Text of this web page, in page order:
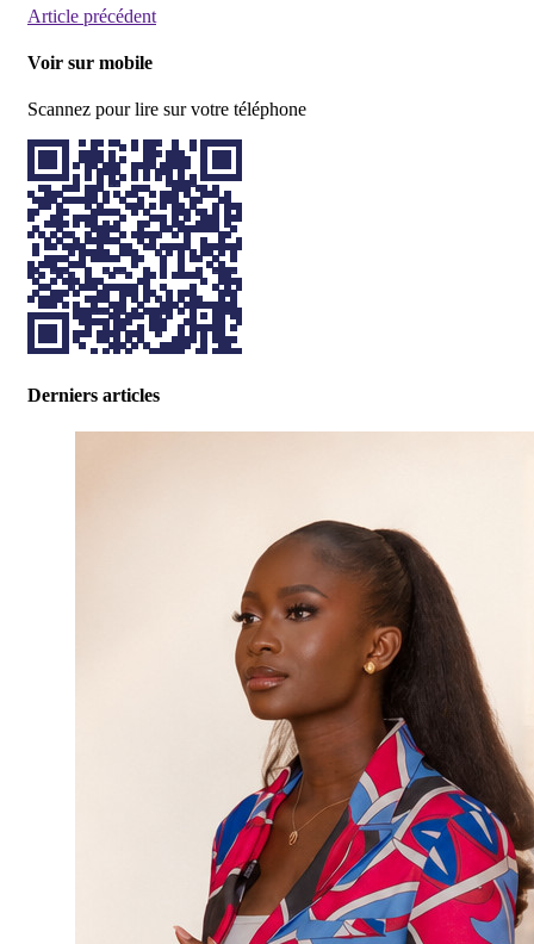
Article précédent
Voir sur mobile
Scannez pour lire sur votre téléphone
Derniers articles